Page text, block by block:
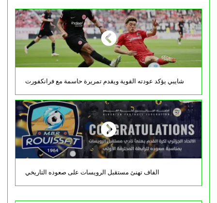
شايبي يؤكد عودته القوية ويقدم تمريرة حاسمة مع فرانكفورت
الفاف تهنئ مستقبل الرويسات على صعوده التاريخي